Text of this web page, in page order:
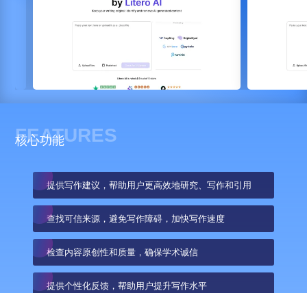
FEATURES
核心功能
提供写作建议，帮助用户更高效地研究、写作和引用
查找可信来源，避免写作障碍，加快写作速度
检查内容原创性和质量，确保学术诚信
提供个性化反馈，帮助用户提升写作水平